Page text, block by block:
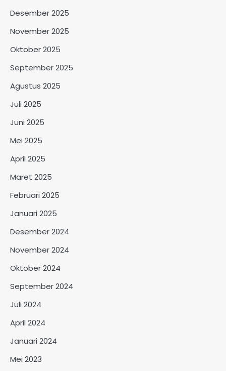
Desember 2025
November 2025
Oktober 2025
September 2025
Agustus 2025
Juli 2025
Juni 2025
Mei 2025
April 2025
Maret 2025
Februari 2025
Januari 2025
Desember 2024
November 2024
Oktober 2024
September 2024
Juli 2024
April 2024
Januari 2024
Mei 2023